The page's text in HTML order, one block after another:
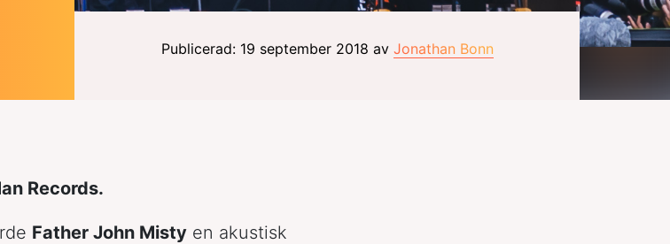
Publicerad: 19 september 2018 av Jonathan Bonn
Records.
Father John Misty en akustisk